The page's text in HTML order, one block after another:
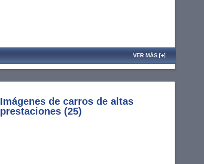
VER MÁS [+]
Imágenes de carros de altas
prestaciones (25)